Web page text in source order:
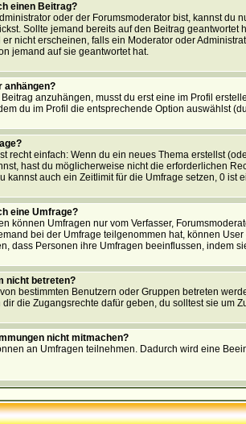
einen Beitrag?
oder der Forumsmoderator bist, kannst
Sollte jemand bereits auf den Beitrag
nicht erscheinen, falls ein Moderator oder
jemand auf sie geantwortet hat.
anhängen?
anzuhängen, musst du erst eine im Profil
du im Profil die entsprechende Option auswählst
recht einfach: Wenn du ein neues Thema erstellst
hast du möglicherweise nicht die erforderlichen
kannst auch ein Zeitlimit für die Umfrage setzen, 0
eine Umfrage?
können Umfragen nur vom Verfasser,
bei der Umfrage teilgenommen hat, können
dass Personen ihre Umfragen beeinflussen, indem
nicht betreten?
bestimmten Benutzern oder Gruppen betreten
die Zugangsrechte dafür geben, du solltest sie um
nicht mitmachen?
an Umfragen teilnehmen. Dadurch wird eine